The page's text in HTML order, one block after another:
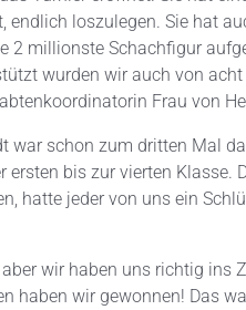
endlich loszulegen. Sie hat
2 millionste Schachfigur
wurden wir auch von
Frau von
war schon zum dritten Mal
ersten bis zur vierten
hatte jeder von uns ein
wir haben uns richtig
haben wir gewonnen! Das